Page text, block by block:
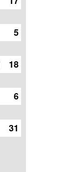
5
18
6
31